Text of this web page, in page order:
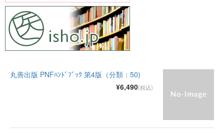
丸善出版 PNFﾊﾝﾄﾞﾌﾞｯｸ 第4版（分類：50)
¥6,490(税込)